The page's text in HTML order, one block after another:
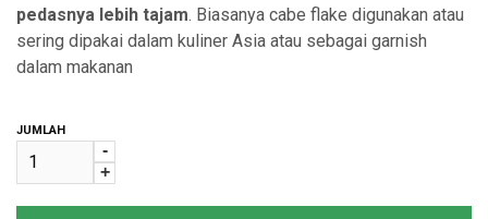
pedasnya lebih tajam. Biasanya cabe flake digunakan atau
sering dipakai dalam kuliner Asia atau sebagai garnish
dalam makanan
JUMLAH
-
+